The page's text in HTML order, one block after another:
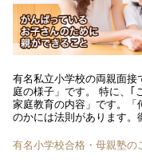
有名私立小学校の両親面接
庭の様子」です。 特に、｢
家庭教育の内容」です。「
のかには法則があります。
有名小学校合格・母親塾の